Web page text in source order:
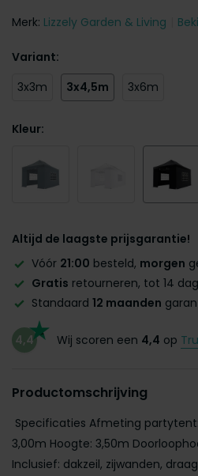
Merk: Lizzely Garden & Living
Variant:
3x3m
3x4,5m 3x6m
Kleur:
Altijd de laagste prijsgarantie!
Vóór 21:00 besteld, morgen
Gratis retourneren, tot 14
Standaard 12 maanden
4,4 Wij scoren een 4,4 op
Productomschrijving
Specificaties Afmeting
3,00m Hoogte: 3,50m
Inclusief: dakzeil, zijwanden,